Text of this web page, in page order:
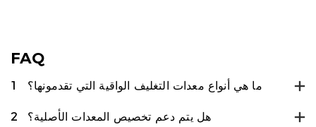
FAQ
1 ما هي أنواع معدات التغليف الواقية التي تقدمونها؟
2 هل يتم دعم تخصيص المعدات الأصلية؟